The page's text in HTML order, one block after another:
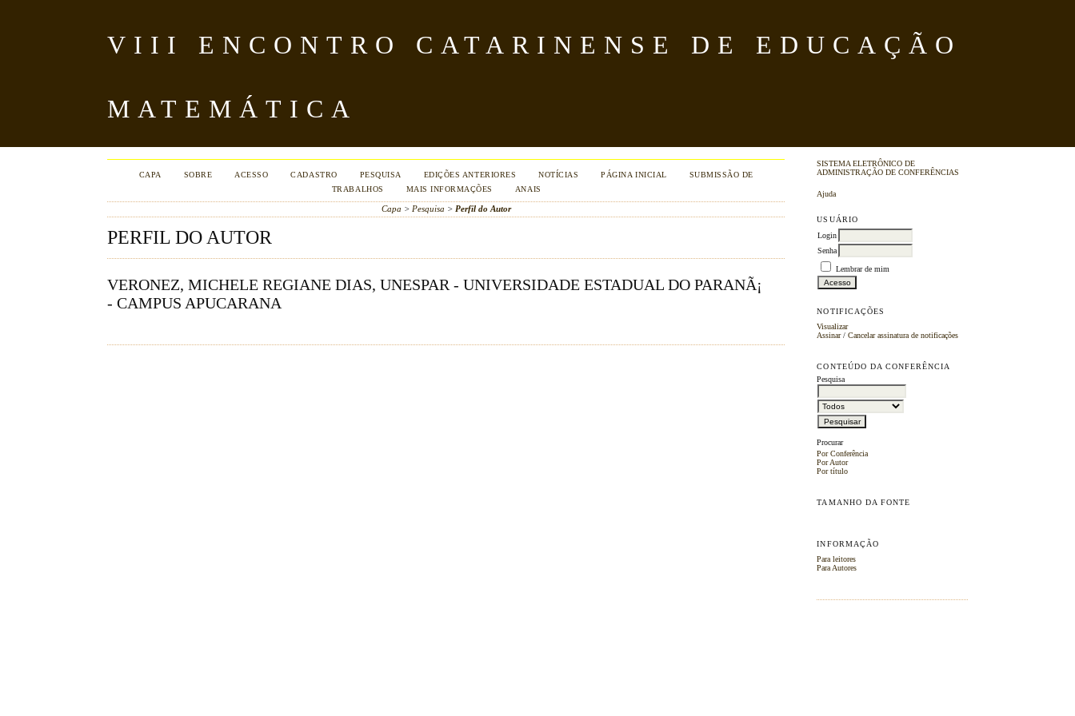
VIII ENCONTRO CATARINENSE DE EDUCAÇÃO
MATEMÁTICA
SISTEMA ELETRÔNICO DE
ADMINISTRAÇÃO DE CONFERÊNCIAS
Ajuda
USUÁRIO
Login
Senha
Lembrar de mim
NOTIFICAÇÕES
Visualizar
Assinar/Cancelar assinatura de notificações
CONTEÚDO DA CONFERÊNCIA
Pesquisa
Procurar
Por Conferência
Por Autor
Por título
TAMANHO DA FONTE
INFORMAÇÃO
Para leitores
Para Autores
CAPA SOBRE ACESSO CADASTRO PESQUISA EDIÇÕES ANTERIORES NOTÍCIAS PÁGINA INICIAL
SUBMISSÃO DE
TRABALHOS
MAIS INFORMAÇÕES ANAIS
Capa > Pesquisa > Perfil do Autor
PERFIL DO AUTOR
VERONEZ, MICHELE REGIANE DIAS, UNESPAR - UNIVERSIDADE ESTADUAL DO PARANÃ¡
- CAMPUS APUCARANA